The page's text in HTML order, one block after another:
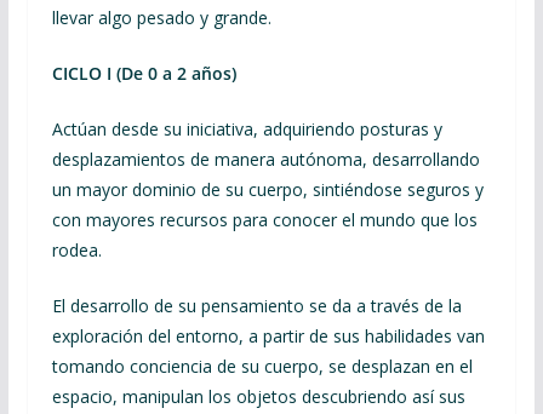
llevar algo pesado y grande.
CICLO I (De 0 a 2 años)
Actúan desde su iniciativa, adquiriendo posturas y
desplazamientos de manera autónoma, desarrollando
un mayor dominio de su cuerpo, sintiéndose seguros y
con mayores recursos para conocer el mundo que los
rodea.
El desarrollo de su pensamiento se da a través de la
exploración del entorno, a partir de sus habilidades van
tomando conciencia de su cuerpo, se desplazan en el
espacio, manipulan los objetos descubriendo así sus